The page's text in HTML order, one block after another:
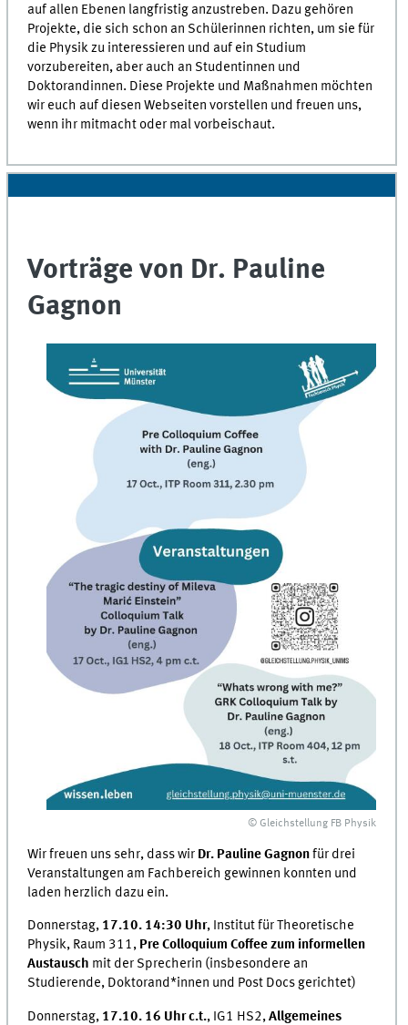
auf allen Ebenen langfristig anzustreben. Dazu gehören
Projekte, die sich schon an Schülerinnen richten, um sie für
die Physik zu interessieren und auf ein Studium
vorzubereiten, aber auch an Studentinnen und
Doktorandinnen. Diese Projekte und Maßnahmen möchten
wir euch auf diesen Webseiten vorstellen und freuen uns,
wenn ihr mitmacht oder mal vorbeischaut.
Vorträge von Dr. Pauline
Gagnon
© Gleichstellung FB Physik
Wir freuen uns sehr, dass wir Dr. Pauline Gagnonfür drei
Veranstaltungen am Fachbereich gewinnen konnten und
laden herzlich dazu ein.
Donnerstag, 17.10. 14:30 Uhr, Institut für Theoretische
Physik, Raum 311, Pre Colloquium Coffee zum informellen
Austausch mit der Sprecherin (insbesondere an
Studierende, Doktorand*innen und Post Docs gerichtet)
Donnerstag, 17.10. 16 Uhr c.t., IG1 HS2,Allgemeines